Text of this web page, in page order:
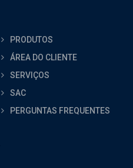
PRODUTOS
ÁREA DO CLIENTE
SERVIÇOS
SAC
PERGUNTAS FREQUENTES